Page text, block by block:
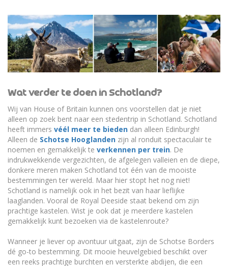
Wat verder te doen in Schotland?
Wij van House of Britain kunnen ons voorstellen dat je niet
alleen op zoek bent naar een stedentrip in Schotland. Schotland
heeft immers véél meer te bieden dan alleen Edinburgh!
Alleen de Schotse Hooglanden zijn al ronduit spectaculair te
noemen en gemakkelijk te verkennen per trein. De
indrukwekkende vergezichten, de afgelegen valleien en de diepe,
donkere meren maken Schotland tot één van de mooiste
bestemmingen ter wereld. Maar hier stopt het nog niet!
Schotland is namelijk ook in het bezit van haar lieflijke
laaglanden. Vooral de Royal Deeside staat bekend om zijn
prachtige kastelen. Wist je ook dat je meerdere kastelen
gemakkelijk kunt bezoeken via de kastelenroute?
Wanneer je liever op avontuur uitgaat, zijn de Schotse Borders
dé go-to bestemming. Dit mooie heuvelgebied beschikt over
een reeks prachtige burchten en versterkte abdijen, die een